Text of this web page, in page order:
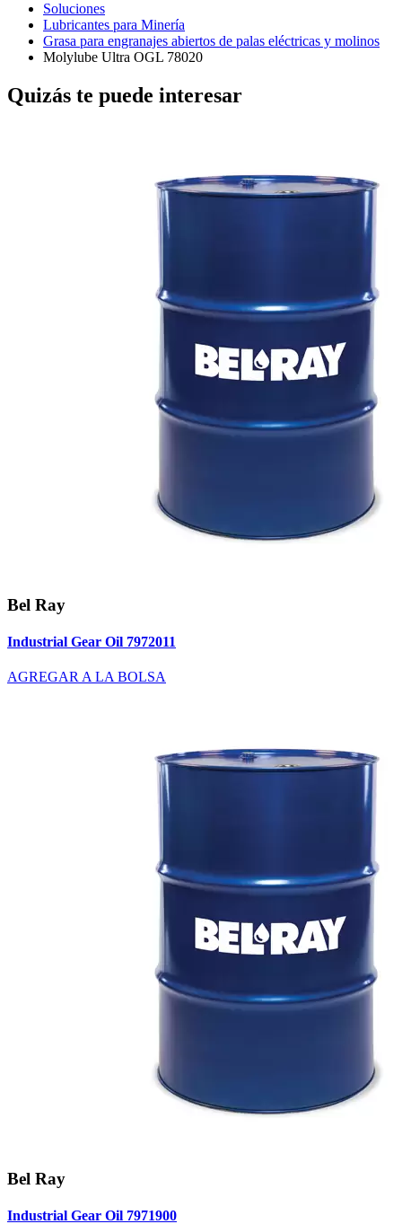
Soluciones
Lubricantes para Minería
Grasa para engranajes abiertos de palas eléctricas y molinos
Molylube Ultra OGL 78020
Quizás te puede interesar
Bel Ray
Industrial Gear Oil 7972011
AGREGAR A LA BOLSA
Bel Ray
Industrial Gear Oil 7971900